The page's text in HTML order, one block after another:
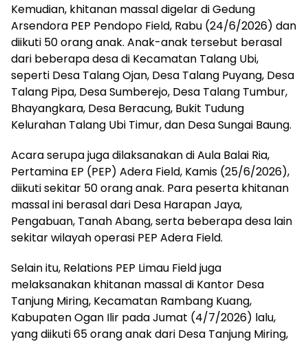
Kemudian, khitanan massal digelar di Gedung
Arsendora PEP Pendopo Field, Rabu (24/6/2026) dan
diikuti 50 orang anak. Anak-anak tersebut berasal
dari beberapa desa di Kecamatan Talang Ubi,
seperti Desa Talang Ojan, Desa Talang Puyang, Desa
Talang Pipa, Desa Sumberejo, Desa Talang Tumbur,
Bhayangkara, Desa Beracung, Bukit Tudung
Kelurahan Talang Ubi Timur, dan Desa Sungai Baung.
Acara serupa juga dilaksanakan di Aula Balai Ria,
Pertamina EP (PEP) Adera Field, Kamis (25/6/2026),
diikuti sekitar 50 orang anak. Para peserta khitanan
massal ini berasal dari Desa Harapan Jaya,
Pengabuan, Tanah Abang, serta beberapa desa lain
sekitar wilayah operasi PEP Adera Field.
Selain itu, Relations PEP Limau Field juga
melaksanakan khitanan massal di Kantor Desa
Tanjung Miring, Kecamatan Rambang Kuang,
Kabupaten Ogan Ilir pada Jumat (4/7/2026) lalu,
yang diikuti 65 orang anak dari Desa Tanjung Miring,